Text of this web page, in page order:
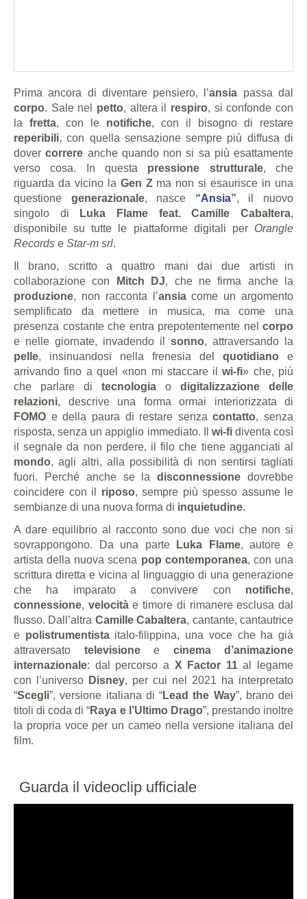
Prima ancora di diventare pensiero, l’ansia passa dal
corpo. Sale nel petto, altera il respiro, si confonde con
la fretta, con le notifiche, con il bisogno di restare
reperibili, con quella sensazione sempre più diffusa di
dovercorrere anche quando non si sa più esattamente
verso cosa. In questa pressione strutturale, che
riguarda da vicino la Gen Zma non si esaurisce in una
questione generazionale, nasce “Ansia”, il nuovo
singolo di Luka Flame feat. Camille Cabaltera,
disponibile su tutte le piattaforme digitali per Orangle
Records e Star-m srl.
Il brano, scritto a quattro mani dai due artisti in
collaborazione con
Mitch DJ, che ne firma anche la
produzione, non racconta l’ansiacome un argomento
semplificato da mettere in musica, ma come una
presenza costante che entra prepotentemente nel corpo
e nelle giornate, invadendo il sonno, attraversando la
pelle, insinuandosi nella frenesia del quotidiano e
arrivando fino a quel «non mi staccare ilwi-fi» che, più
che parlare di tecnologia o digitalizzazione delle
relazioni, descrive una forma ormai interiorizzata di
FOMO e della paura di restare senzacontatto, senza
risposta, senza un appiglio immediato. Il wi-fidiventa così
il segnale da non perdere, il filo che tiene agganciati al
mondo, agli altri, alla possibilità di non sentirsi tagliati
fuori. Perché anche se ladisconnessione dovrebbe
coincidere con il riposo, sempre più spesso assume le
sembianze di una nuova forma di inquietudine.
A dare equilibrio al racconto sono due voci che non si
sovrappongono. Da una parte
Luka Flame, autore e
artista della nuova scena pop contemporanea, con una
scrittura diretta e vicina al linguaggio di una generazione
che ha imparato a convivere con notifiche,
connessione, velocitàe timore di rimanere esclusa dal
flusso. Dall’altra Camille Cabaltera, cantante, cantautrice
e polistrumentistaitalo-filippina, una voce che ha già
attraversato televisionee cinema d’animazione
internazionale: dal percorso a X Factor 11al legame
con l’universo Disney, per cui nel 2021 ha interpretato
“Scegli”, versione italiana di “Lead the Way”, brano dei
titoli di coda di “Raya e l’Ultimo Drago”, prestando inoltre
la propria voce per un cameo nella versione italiana del
film.
Guarda il videoclip ufficiale